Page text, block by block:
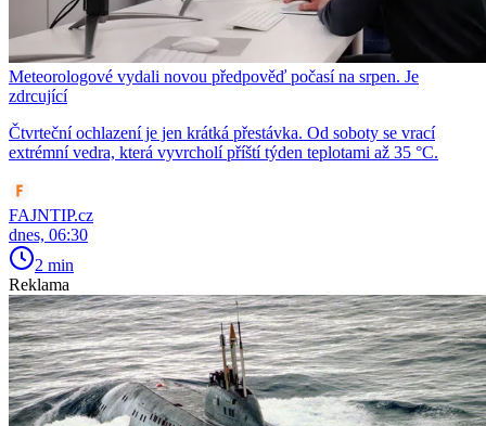
Meteorologové vydali novou předpověď počasí na srpen. Je
zdrcující
Čtvrteční ochlazení je jen krátká přestávka. Od soboty se vrací
extrémní vedra, která vyvrcholí příští týden teplotami až 35 °C.
FAJNTIP.cz
dnes, 06:30
2 min
Reklama